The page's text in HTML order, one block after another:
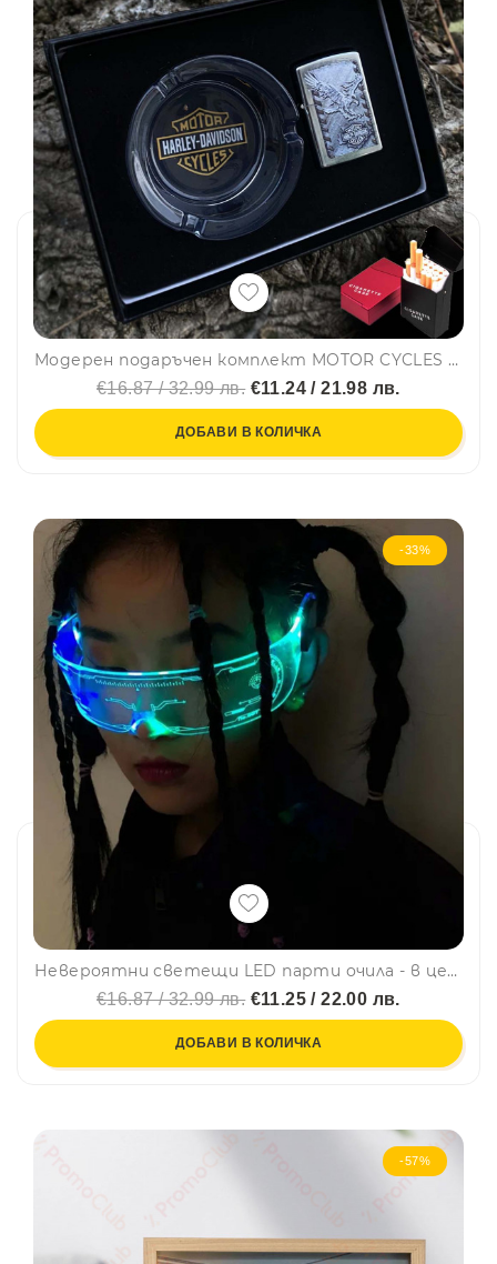
Модерен подаръчен комплект MOTOR CYCLES "Hаrlеy-Dаvidson" за любителите на тютюна - пепелник и запалка YJ6577
€16.87 / 32.99 лв.€11.24 / 21.98 лв.
ДОБАВИ В КОЛИЧКА
-33%
Невероятни светещи LED парти очила - в центъра на купона
€16.87 / 32.99 лв.€11.25 / 22.00 лв.
ДОБАВИ В КОЛИЧКА
-57%